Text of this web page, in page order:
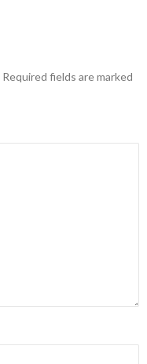
Required fields are marked